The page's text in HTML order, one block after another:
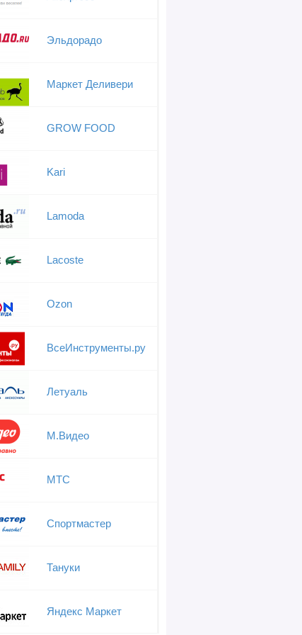
Эльдорадо
Маркет Деливери
GROW FOOD
Kari
Lamoda
Lacoste
Ozon
ВсеИнструменты.ру
Летуаль
М.Видео
МТС
Спортмастер
Тануки
Яндекс Маркет